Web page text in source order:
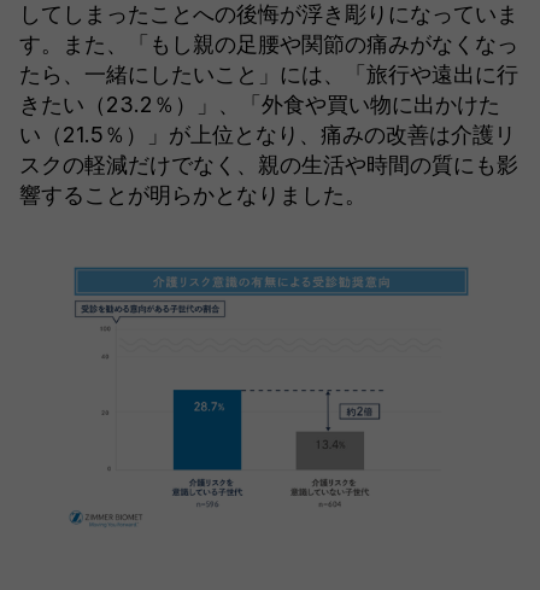
してしまったことへの後悔が浮き彫りになっていま
す。また、「もし親の足腰や関節の痛みがなくなっ
たら、一緒にしたいこと」には、「旅行や遠出に行
きたい（23.2％）」、「外食や買い物に出かけた
い（21.5％）」が上位となり、痛みの改善は介護リ
スクの軽減だけでなく、親の生活や時間の質にも影
響することが明らかとなりました。